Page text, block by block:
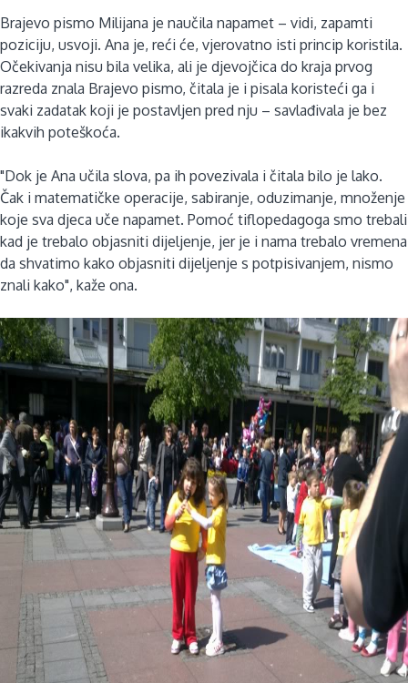
Brajevo pismo Milijana je naučila napamet – vidi, zapamti
poziciju, usvoji. Ana je, reći će, vjerovatno isti princip koristila.
Očekivanja nisu bila velika, ali je djevojčica do kraja prvog
razreda znala Brajevo pismo, čitala je i pisala koristeći ga i
svaki zadatak koji je postavljen pred nju – savlađivala je bez
ikakvih poteškoća.
"Dok je Ana učila slova, pa ih povezivala i čitala bilo je lako.
Čak i matematičke operacije, sabiranje, oduzimanje, množenje
koje sva djeca uče napamet. Pomoć tiflopedagoga smo trebali
kad je trebalo objasniti dijeljenje, jer je i nama trebalo vremena
da shvatimo kako objasniti dijeljenje s potpisivanjem, nismo
znali kako", kaže ona.